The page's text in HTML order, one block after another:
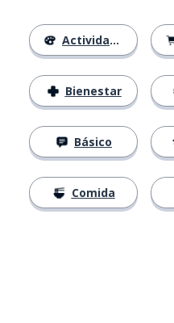
Actividades
Bienestar
Básico
Comida